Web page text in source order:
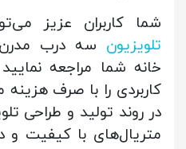
شما کاربران عزیز
تلویزیون سه درب مدرن
خانه شما مراجعه
کاربردی را با صرف
در روند تولید و طراحی
متریال‌های با کیفیت